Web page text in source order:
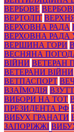
ВЕРБОВЕ
ВЕРТОЛІТ
ВЕРХОВНА РАДА
ВЕРХОВНА РАДА
ВЕРШИНА ГОРИ
ВЕСНЯНА
ВІЙНИ ВЕТЕРАН
ВЕТЕРАНИ ВІЙНИ
ВЕТПАСПОРТ
ВЗАЇМОДІЯ
ВИБОРИ НА ТОТ
ПРЕЗИДЕНТА РФ
ВИБУХ ГРАНАТИ
ЗАПОРІЖЖІ